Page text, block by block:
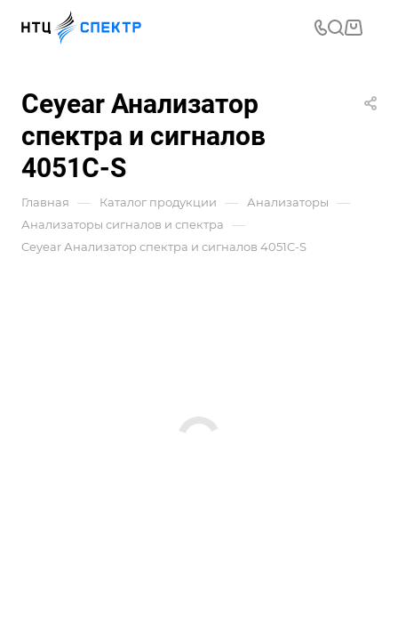
Ceyear Анализатор
спектра и сигналов
4051C-S
Главная — Каталог продукции — Анализаторы —
Анализаторы сигналов и спектра —
Ceyear Анализатор спектра и сигналов 4051C-S